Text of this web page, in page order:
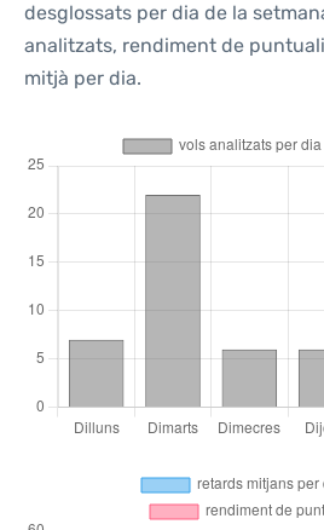
desglossats per dia de la
analitzats, rendiment de
mitjà per dia.